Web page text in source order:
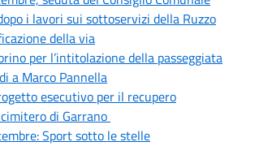
i lavori sui sottoservizi della Ruzzo
della via
per l’intitolazione della passeggiata
a Marco Pannella
esecutivo per il recupero
di Garrano
Sport sotto le stelle